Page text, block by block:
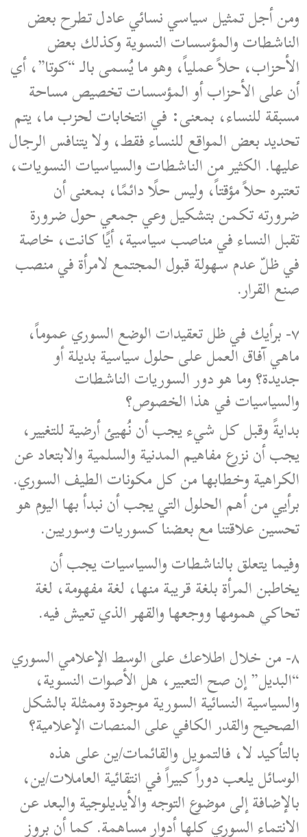
ومن أجل تمثيل سياسي نسائي عادل تطرح بعض
الناشطات والمؤسسات النسوية وكذلك بعض
الأحزاب، حلاً عملياً، وهو ما يُسمى بالـ “كوتا”، أي
أن على الأحزاب أو المؤسسات تخصيص مساحة
مسبقة للنساء، بمعنى: في انتخابات لحزب ما، يتم
تحديد بعض المواقع للنساء فقط، ولا يتنافس الرجال
عليها. الكثير من الناشطات والسياسيات النسويات،
تعتبره حلاً مؤقتاً، وليس حلًا دائمًا، بمعنى أن
ضرورته تكمن بتشكيل وعي جمعي حول ضرورة
تقبل النساء في مناصب سياسية، أيًا كانت، خاصة
في ظلّ عدم سهولة قبول المجتمع لامرأة في منصب
صنع القرار.
٧- برأيك في ظل تعقيدات الوضع السوري عموماً،
ماهي آفاق العمل على حلول سياسية بديلة أو
جديدة؟ وما هو دور السوريات الناشطات
والسياسيات في هذا الخصوص؟
بدايةً وقبل كل شيء يجب أن نُهيئ أرضية للتغيير،
يجب أن نزرع مفاهيم المدنية والسلمية والابتعاد عن
الكراهية وخطابها من كل مكونات الطيف السوري.
برأيي من أهم الحلول التي يجب أن نبدأ بها اليوم هو
تحسين علاقتنا مع بعضنا كسوريات وسوريين.
وفيما يتعلق بالناشطات والسياسيات يجب أن
يخاطبن المرأة بلغة قريبة منها، لغة مفهومة، لغة
تحاكي همومها ووجعها والقهر الذي تعيش فيه.
٨- من خلال اطلاعك على الوسط الإعلامي السوري
“البديل” إن صح التعبير، هل الأصوات النسوية،
والسياسية النسائية السورية موجودة وممثلة بالشكل
الصحيح والقدر الكافي على المنصات الإعلامية؟
بالتأكيد لا، فالتمويل والقائمات/ين على هذه
الوسائل يلعب دوراً كبيراً في انتقائية العاملات/ين،
بالإضافة إلى موضوع التوجه والأيديلوجية والبعد عن
الانتماء السوري كلها أدوار مساهمة. كما أن بروز